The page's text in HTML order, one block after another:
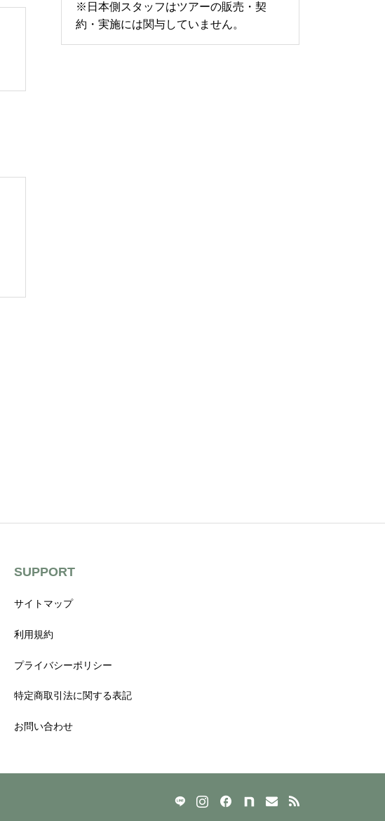
※日本側スタッフはツアーの販売・契
約・実施には関与していません。
SUPPORT
サイトマップ
利用規約
プライバシーポリシー
特定商取引法に関する表記
お問い合わせ